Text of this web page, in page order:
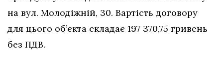
на вул. Молодіжній, 30. Вартість договору
для цього об’єкта складає 197 370,75 гривень
без ПДВ.